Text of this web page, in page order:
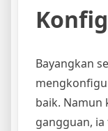
Bayangkan
baik. Namun
gangguan,